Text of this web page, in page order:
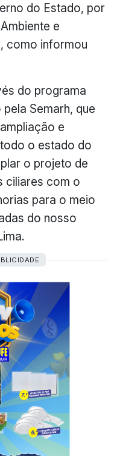
do Estado, por
e
como informou
do programa
Semarh, que
e
o estado do
o projeto de
ciliares com o
para o meio
do nosso